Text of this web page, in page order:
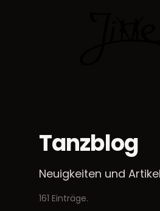
Tanzblog
Neuigkeiten und
161 Einträge.